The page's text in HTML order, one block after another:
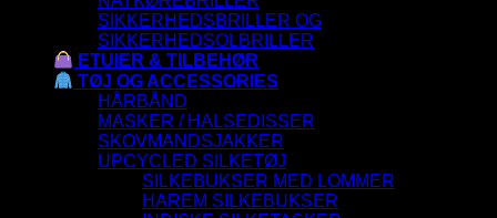
SIKKERHEDSBRILLER OG
SIKKERHEDSOLBRILLER
ETUIER & TILBEHØR
TØJ OG ACCESSORIES
HÅRBÅND
MASKER / HALSEDISSER
SKOVMANDSJAKKER
UPCYCLED SILKETØJ
SILKEBUKSER MED LOMMER
HAREM SILKEBUKSER